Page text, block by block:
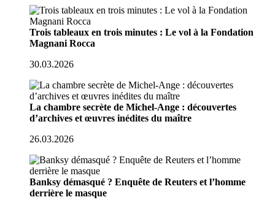
Trois tableaux en trois minutes : Le vol à la Fondation
Magnani Rocca
30.03.2026
La chambre secrète de Michel-Ange : découvertes
d’archives et œuvres inédites du maître
26.03.2026
Banksy démasqué ? Enquête de Reuters et l’homme
derrière le masque